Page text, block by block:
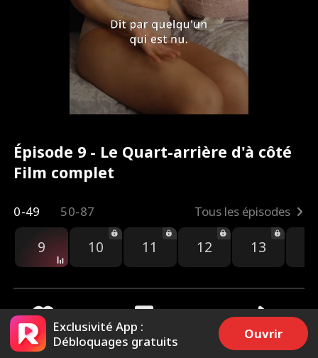
Épisode 9 - Le Quart-arrière d'à côté
Film complet
0-49 50-87 Tous les épisodes
9 10 11 12 13
3.3k 94.5k Partager
Exclusivité App :
Débloquages gratuits
Ouvrir